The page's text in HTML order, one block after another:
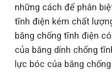
những cách để phân
tĩnh điện kém chất
băng chống tĩnh điện
của băng dính chống
lực bóc của băng